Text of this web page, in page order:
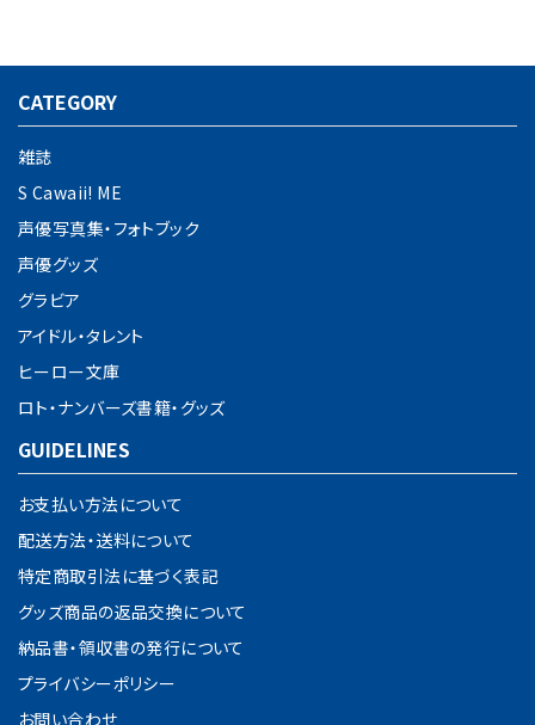
CATEGORY
雑誌
S Cawaii! ME
声優写真集・フォトブック
声優グッズ
グラビア
アイドル・タレント
ヒーロー文庫
ロト・ナンバーズ書籍・グッズ
GUIDELINES
お支払い方法について
配送方法・送料について
特定商取引法に基づく表記
グッズ商品の返品交換について
納品書・領収書の発行について
プライバシーポリシー
お問い合わせ